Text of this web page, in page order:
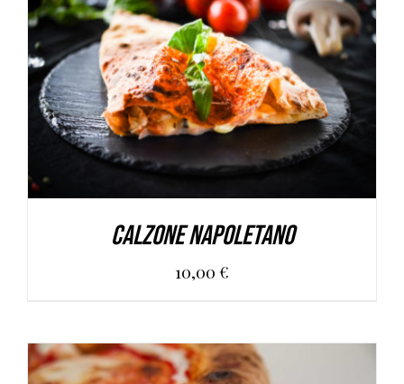
AGGIUNGI AL CARRELLO / DETAILS
Calzone Napoletano
10,00 €